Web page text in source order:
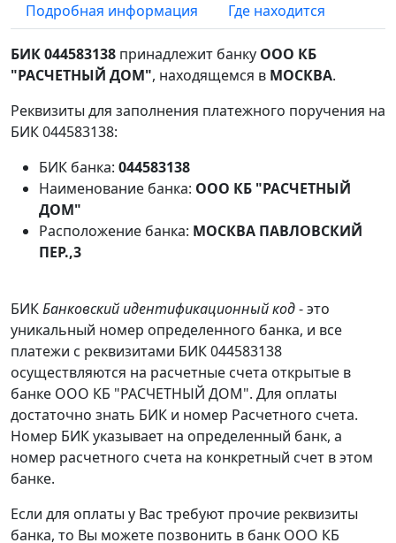
Подробная информация
Где находится
БИК 044583138 принадлежит банку ООО КБ
"РАСЧЕТНЫЙ ДОМ", находящемся в МОСКВА.
Реквизиты для заполнения платежного поручения на
БИК 044583138:
БИК банка: 044583138
Наименование банка: ООО КБ "РАСЧЕТНЫЙ
ДОМ"
Расположение банка: МОСКВА ПАВЛОВСКИЙ
ПЕР.,3
БИКБанковский идентификационный код- это
уникальный номер определенного банка, и все
платежи с реквизитами БИК 044583138
осуществляются на расчетные счета открытые в
банке ООО КБ "РАСЧЕТНЫЙ ДОМ". Для оплаты
достаточно знать БИК и номер Расчетного счета.
Номер БИК указывает на определенный банк, а
номер расчетного счета на конкретный счет в этом
банке.
Если для оплаты у Вас требуют прочие реквизиты
банка, то Вы можете позвонить в банк ООО КБ